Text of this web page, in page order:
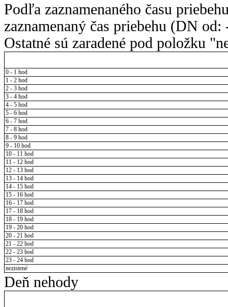
Podľa zaznamenaného času
zaznamenaný čas priebehu (DN
Ostatné sú zaradené pod položku
0 - 1 hod
1 - 2 hod
2 - 3 hod
3 - 4 hod
4 - 5 hod
5 - 6 hod
6 - 7 hod
7 - 8 hod
8 - 9 hod
9 - 10 hod
10 - 11 hod
11 - 12 hod
12 - 13 hod
13 - 14 hod
14 - 15 hod
15 - 16 hod
16 - 17 hod
17 - 18 hod
18 - 19 hod
19 - 20 hod
20 - 21 hod
21 - 22 hod
22 - 23 hod
23 - 24 hod
nezistené
Deň nehody